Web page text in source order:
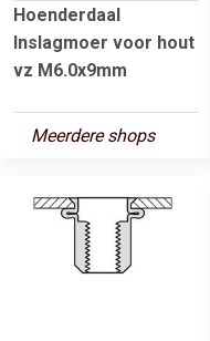
Hoenderdaal
Inslagmoer voor hout
vz M6.0x9mm
Meerdere shops